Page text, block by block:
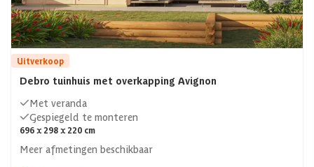
Uitverkoop
Debro tuinhuis met overkapping Avignon
Met veranda
Gespiegeld te monteren
696 x 298 x 220 cm
Meer afmetingen beschikbaar